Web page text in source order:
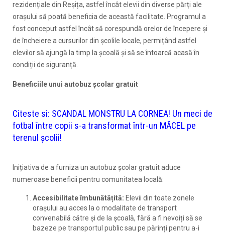
rezidențiale din Reșița, astfel încât elevii din diverse părți ale
orașului să poată beneficia de această facilitate. Programul a
fost conceput astfel încât să corespundă orelor de începere și
de încheiere a cursurilor din școlile locale, permițând astfel
elevilor să ajungă la timp la școală și să se întoarcă acasă în
condiții de siguranță.
Beneficiile unui autobuz școlar gratuit
Citeste si: SCANDAL MONSTRU LA CORNEA! Un meci de
fotbal între copii s-a transformat într-un MĂCEL pe
terenul școlii!
Inițiativa de a furniza un autobuz școlar gratuit aduce
numeroase beneficii pentru comunitatea locală:
Accesibilitate îmbunătățită: Elevii din toate zonele
orașului au acces la o modalitate de transport
convenabilă către și de la școală, fără a fi nevoiți să se
bazeze pe transportul public sau pe părinți pentru a-i